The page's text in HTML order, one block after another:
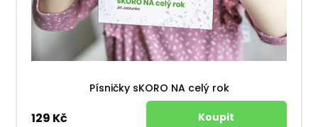
Písničky sKORO NA celý rok
129 Kč